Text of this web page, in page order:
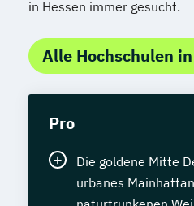
in Hessen immer gesucht.
Alle Hochschulen
Pro
Die goldene Mitte
urbanes